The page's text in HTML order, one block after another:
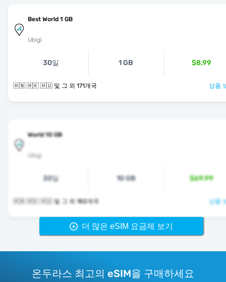
Best World 1 GB
Ubigi
30일 1 GB $8.99
🇭🇳 🇭🇰 🇭🇺 및 그 외 171개국 상품
World 10 GB
Ubigi
30일 10 GB $69.99
🇭🇳 🇭🇰 🇭🇺 및 그 외 182개국 상품
더 많은 eSIM 요금제 보기
온두라스 최고의 eSIM을 구매하세요